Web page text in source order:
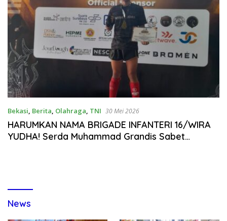
Bekasi, Berita, Olahraga, TNI 30 Mei 2026
HARUMKAN NAMA BRIGADE INFANTERI 16/WIRA
YUDHA! Serda Muhammad Grandis Sabet
News